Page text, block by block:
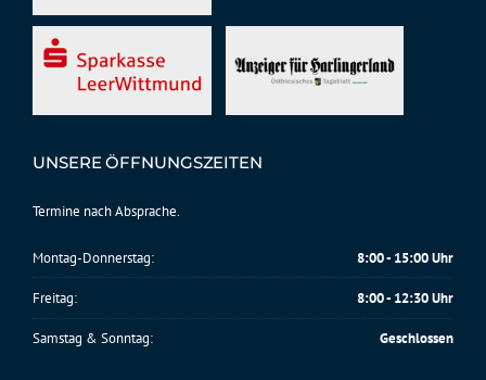
UNSERE ÖFFNUNGSZEITEN
Termine nach Absprache.
Montag-Donnerstag: 8:00 - 15:00 Uhr
Freitag: 8:00 - 12:30 Uhr
Samstag & Sonntag: Geschlossen